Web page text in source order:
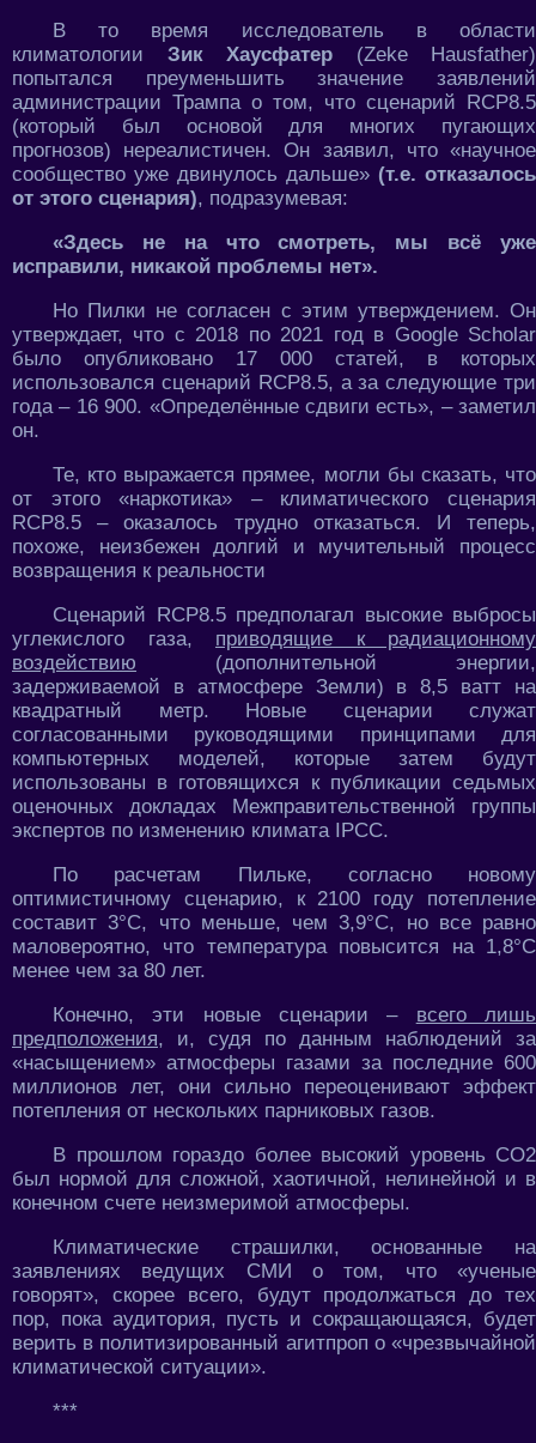
В то время исследователь в области
климатологии Зик Хаусфатер (Zeke Hausfather)
попытался преуменьшить значение заявлений
администрации Трампа о том, что сценарий RCP8.5
(который был основой для многих пугающих
прогнозов) нереалистичен. Он заявил, что «научное
сообщество уже двинулось дальше» (т.е. отказалось
от этого сценария), подразумевая:
«Здесь не на что смотреть, мы всё уже
исправили, никакой проблемы нет».
Но Пилки не согласен с этим утверждением. Он
утверждает, что с 2018 по 2021 год в Google Scholar
было опубликовано 17 000 статей, в которых
использовался сценарий RCP8.5, а за следующие три
года – 16 900. «Определённые сдвиги есть», – заметил
он.
Те, кто выражается прямее, могли бы сказать, что
от этого «наркотика» – климатического сценария
RCP8.5 – оказалось трудно отказаться. И теперь,
похоже, неизбежен долгий и мучительный процесс
возвращения к реальности
Сценарий RCP8.5 предполагал высокие выбросы
углекислого газа, приводящие к радиационному
воздействию (дополнительной энергии,
задерживаемой в атмосфере Земли) в 8,5 ватт на
квадратный метр. Новые сценарии служат
согласованными руководящими принципами для
компьютерных моделей, которые затем будут
использованы в готовящихся к публикации седьмых
оценочных докладах Межправительственной группы
экспертов по изменению климата IPCC.
По расчетам Пильке, согласно новому
оптимистичному сценарию, к 2100 году потепление
составит 3°C, что меньше, чем 3,9°C, но все равно
маловероятно, что температура повысится на 1,8°C
менее чем за 80 лет.
Конечно, эти новые сценарии – всего лишь
предположения, и, судя по данным наблюдений за
«насыщением» атмосферы газами за последние 600
миллионов лет, они сильно переоценивают эффект
потепления от нескольких парниковых газов.
В прошлом гораздо более высокий уровень CO2
был нормой для сложной, хаотичной, нелинейной и в
конечном счете неизмеримой атмосферы.
Климатические страшилки, основанные на
заявлениях ведущих СМИ о том, что «ученые
говорят», скорее всего, будут продолжаться до тех
пор, пока аудитория, пусть и сокращающаяся, будет
верить в политизированный агитпроп о «чрезвычайной
климатической ситуации».
***